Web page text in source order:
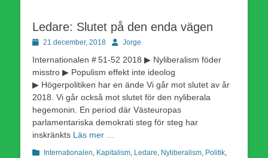
Ledare: Slutet på den enda vägen
Publicerad
21 december, 2018 Författare
Jorge
Internationalen # 51-52 2018 ▶ Nyliberalism föder
misstro ▶ Populism effekt inte ideolog
▶ Högerpolitiken har en ände Vi går mot slutet av år
2018. Vi går också mot slutet för den nyliberala
hegemonin. En period där Västeuropas
parlamentariska demokrati steg för steg har
inskränkts Läs mer …
Kategorier
Internationalen, Kapitalism, Ledare, Nyliberalism, Politik,